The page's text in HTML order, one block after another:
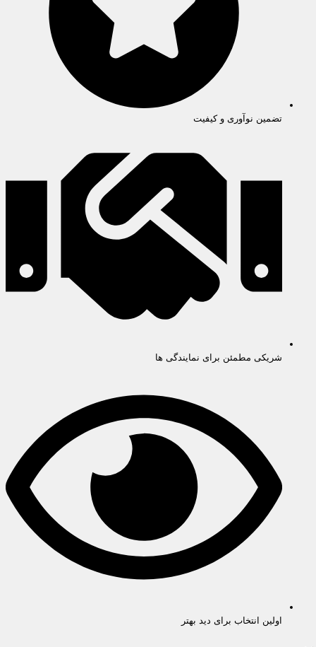
تضمین نوآوری و کیفیت
شریکی مطمئن برای نمایندگی ها
اولین انتخاب برای دید بهتر